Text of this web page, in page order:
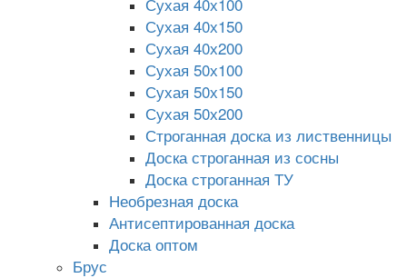
Сухая 40х150
Сухая 40х200
Сухая 50х100
Сухая 50х150
Сухая 50х200
Строганная доска из лиственницы
Доска строганная из сосны
Доска строганная ТУ
Необрезная доска
Антисептированная доска
Доска оптом
Брус